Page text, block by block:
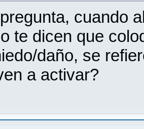
cuando
te dicen que
daño, se
a activar?